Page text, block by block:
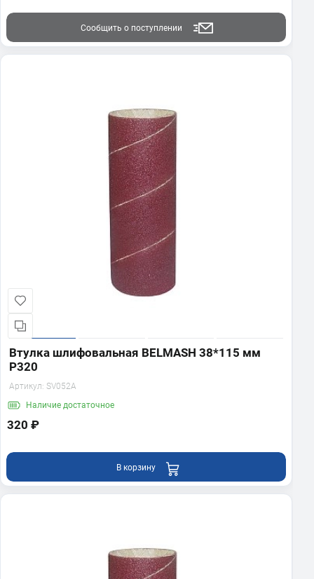
Сообщить о поступлении
Втулка шлифовальная BELMASH 38*115 мм
P320
Артикул: SV052A
Наличие достаточное
320 ₽
В корзину